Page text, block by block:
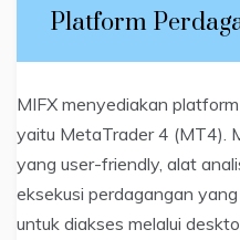
Platform
MIFX menyediakan
yaitu MetaTrader 4 (MT4).
yang user-friendly, alat
eksekusi perdagangan
untuk diakses melalui